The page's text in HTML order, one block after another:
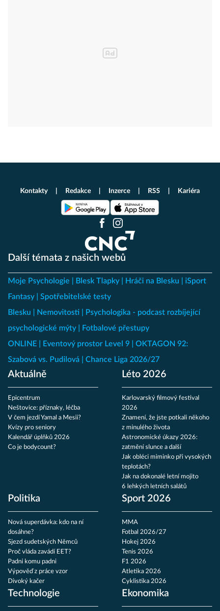
Další témata z našich webů
Moje Psychologie Blesk Tlapky Hráči na Blesku
iSport
Fantasy
Spotřebitelské testy
Blesku
Nemovitosti
Psychologika - podcast rozbíjející
psychologické mýty
Fotbalové přestupy
ONLINE
Eventový prostor Level 9
OKTAGON 92:
Szabová vs. Pudilová
Chance Liga 2026/27
Aktuálně
Epicentrum
Neštovice: příznaky, léčba
V čem jezdí Yamal a Mesii?
Kvízy pro seniory
Kalendář úplňků 2026
Co je bodycount?
Léto 2026
Karlovarský filmový festival
2026
Znamení, že jste potkali někoho
z minulého života
Astronomické úkazy 2026:
zatmění slunce a další
Jak obléci miminko při vysokých
teplotách?
Jak na dokonalé letní mojito
6 lehkých letních salátů
Politika
Nová superdávka: kdo na ní
dosáhne?
Sjezd sudetských Němců
Proč vláda zavádí EET?
Padni komu padni
Výpověď z práce vzor
Divoký kačer
Sport 2026
MMA
Fotbal 2026/27
Hokej 2026
Tenis 2026
F1 2026
Atletika 2026
Cyklistika 2026
Technologie Ekonomika
Kontakty Redakce Inzerce RSS Kariéra